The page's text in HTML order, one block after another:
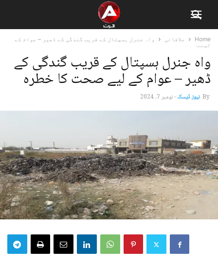
Home علاقائی
واہ جنرل ہسپتال کے قریب گندگی کے ڈھیر – عوام کے
لیے...
واہ جنرل ہسپتال کے قریب گندگی کے
ڈھیر – عوام کے لیے صحت کا خطرہ
By نیوز ڈیسک-نومبر 7, 2024